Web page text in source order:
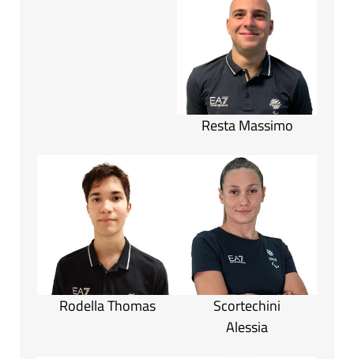
Resta Massimo
Rodella Thomas
Scortechini
Alessia